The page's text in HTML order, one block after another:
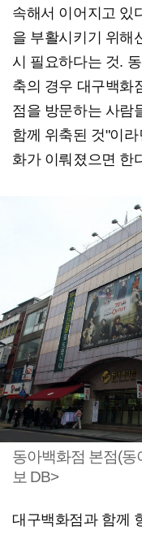
속해서 이어지고 있
을 부활시키기 위해
시 필요하다는 것.
축의 경우 대구백화
점을 방문하는 사람
함께 위축된 것"이
화가 이뤄졌으면 한
동아백화점 본점(동
보 DB>
대구백화점과 함께